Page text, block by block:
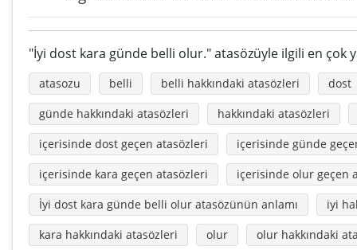
"İyi dost kara günde belli olur." atasözüyle ilgili en çok
atasozu belli belli hakkındaki atasözleri
dost
günde hakkındaki atasözleri
hakkındaki atasözleri
içerisinde dost geçen atasözleri
içerisinde günde
içerisinde kara geçen atasözleri
içerisinde olur geçen
İyi dost kara günde belli olur atasözünün anlamı
iyi
kara hakkındaki atasözleri
olur olur hakkındaki